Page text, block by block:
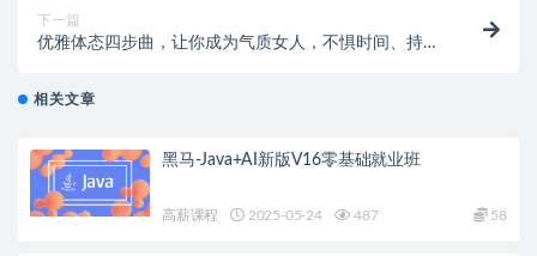
下一篇
优雅体态四步曲，让你成为气质女人，不惧时间、持续
相关文章
黑马-Java+AI新版V16零基础就业班
高薪课程 2025-05-24 487 58